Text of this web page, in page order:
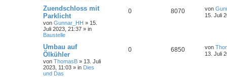
Zuendschloss mit
Parklicht
von Gunnar_HH » 15.
Juli 2023, 21:37 » in
Baustelle
0 8070 von
15. Juli
Umbau auf
Ölkühler
von ThomasB » 13. Juli
2023, 11:03 » in Dies
und Das
0 6850 von
13. Juli